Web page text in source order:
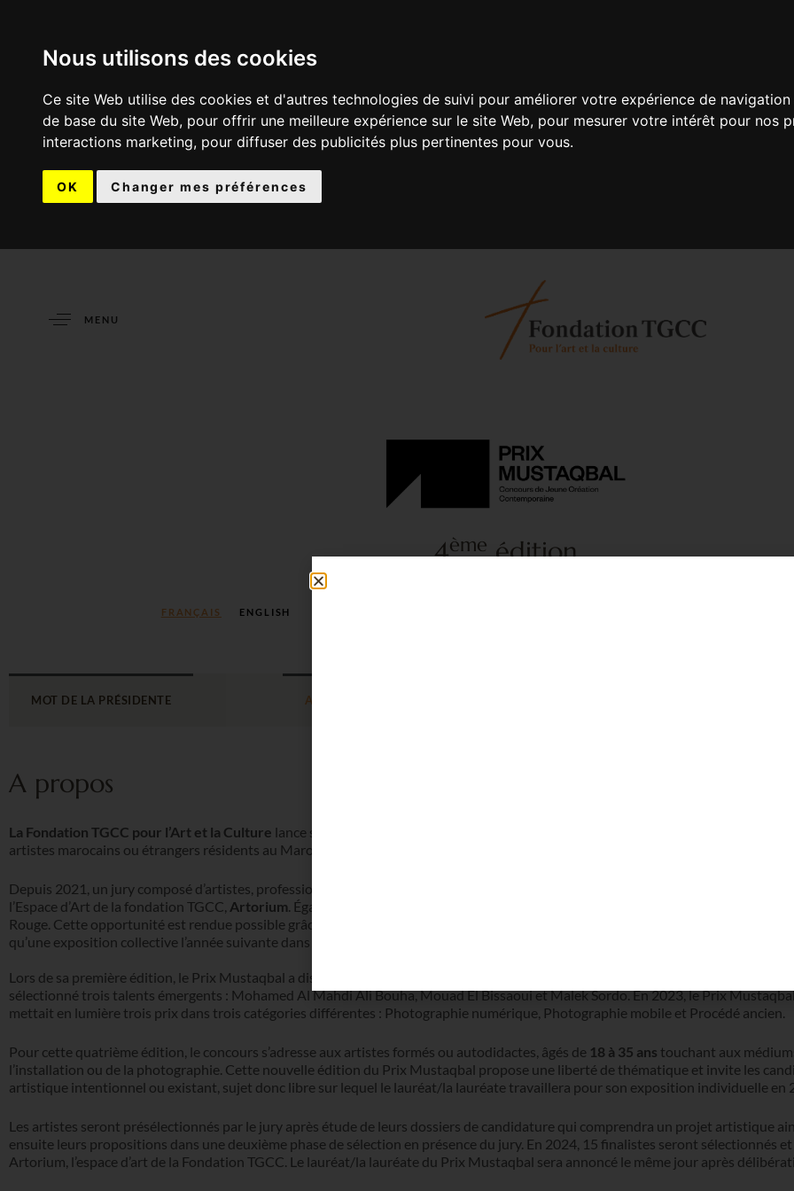
Nous utilisons des cookies
Ce site Web utilise des cookies et d'autres technologies de suivi pour améliorer votre expérience de
de base du site Web, pour offrir une meilleure expérience sur le site Web, pour mesurer votre intérêt pour nos
interactions marketing, pour diffuser des publicités plus pertinentes pour vous.
OK Changer mes préférences
MENU
4èmeédition
FRANÇAIS ENGLISH
MOT DE LA PRÉSIDENTE A PROPOS
A propos
La Fondation TGCC pour l’Art et la Culture lance son appel à candidature pour
,
artistes marocains ou étrangers résidents au Maroc, ce concours annuel vise à mettre en lumière
Depuis 2021, un jury composé d’artistes, professionnels et critiques d’art sélectionne au moins
, qui ont l’opportunité
l’Espace d’Art de la fondation TGCC, Artorium. Également, trois de ces artistes sélectionnés sont désignés lauréats et participent
Rouge. Cette opportunité est rendue possible grâce au soutien de la
. La Fondation TGCC offre
qu’une exposition collective l’année suivante dans son espace d’art.
Lors de sa première édition, le Prix Mustaqbal a distingué trois artistes : Khadija El Abyad, Khadija Jayi et Amina Azreg. Pour sa
sélectionné trois talents émergents : Mohamed Al Mahdi Ali Bouha, Mouad El Bissaoui et Malek Sordo. En 2023, le Prix
mettait en lumière trois prix dans trois catégories différentes : Photographie numérique, Photographie mobile et Procédé ancien.
Pour cette quatrième édition, le concours s’adresse aux artistes formés ou autodidactes, âgés de 18 à 35 ans touchant aux
l’installation ou de la photographie. Cette nouvelle édition du Prix Mustaqbal propose une liberté de thématique et invite les
artistique intentionnel ou existant, sujet donc libre sur lequel le lauréat/la lauréate travaillera pour son exposition individuelle en
Les artistes seront présélectionnés par le jury après étude de leurs dossiers de candidature qui comprendra un projet artistique
ensuite leurs propositions dans une deuxième phase de sélection en présence du jury. En 2024, 15 finalistes seront sélectionnés
Artorium, l’espace d’art de la Fondation TGCC. Le lauréat/la lauréate du Prix Mustaqbal sera annoncé le même jour après